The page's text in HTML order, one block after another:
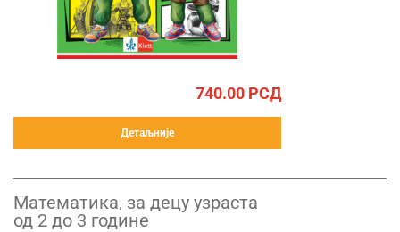
740.00 РСД
Детаљније
Математика, за децу узраста
од 2 до 3 године